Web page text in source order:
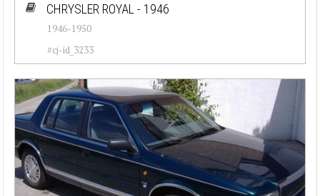
CHRYSLER ROYAL - 1946
1946-1950
#cj-id_3233